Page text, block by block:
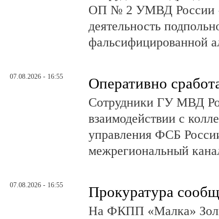
ОП № 2 УМВД России
деятельность
фальсифицированной
07.08.2026 - 16:55 Оперативно
Сотрудники ГУ МВД
взаимодействии с
управления ФСБ
межрегиональный
07.08.2026 - 16:55 Прокуратура
На ФКПП «Малка»